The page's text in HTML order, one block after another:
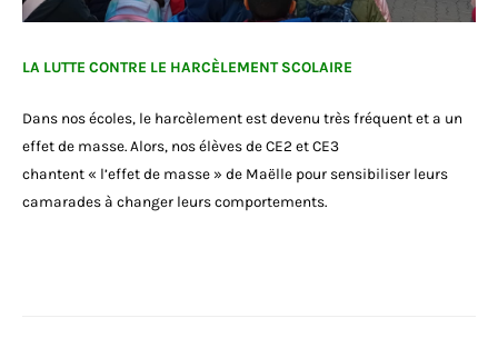
LA LUTTE CONTRE LE HARCÈLEMENT SCOLAIRE
Dans nos écoles, le harcèlement est devenu très fréquent et a un
effet de masse. Alors, nos élèves de CE2 et CE3
chantent « l’effet de masse » de Maëlle pour sensibiliser leurs
camarades à changer leurs comportements.